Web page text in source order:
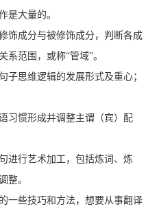
是大量的。
饰成分与被修饰成分，判断各成
范围，或称“管域”。
子思维逻辑的发展形式及重心；
习惯形成并调整主谓（宾）配
进行艺术加工，包括炼词、炼
整。
一些技巧和方法，想要从事翻译